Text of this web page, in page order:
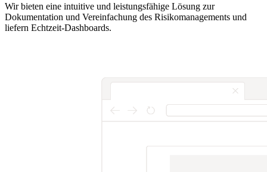
Wir bieten eine intuitive und leistungsfähige Lösung zur
Dokumentation und Vereinfachung des Risikomanagements und
liefern Echtzeit-Dashboards.